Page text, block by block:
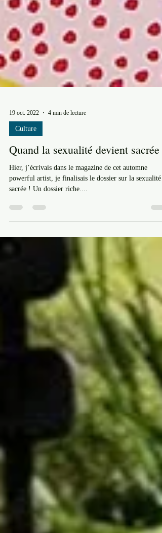
19 oct. 2022 4 min de lecture
Culture
Quand la sexualité devient sacrée !
Hier, j’écrivais dans le magazine de cet automne